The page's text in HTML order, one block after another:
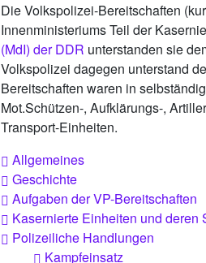
Die Volkspolizei-Bereitschaften
Innenministeriums Teil der
(MdI) der DDR unterstanden sie
Volkspolizei dagegen unterstand
Bereitschaften waren in
Mot.Schützen-, Aufklärungs-,
Transport-Einheiten.
Allgemeines
Geschichte
Aufgaben der VP-Bereitschaften
Kasernierte Einheiten und deren
Polizeiliche Handlungen
Kampfeinsatz